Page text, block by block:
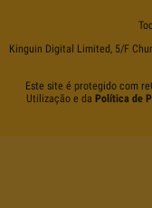
Kinguin Digital Limited, 5/F
Este site é protegido com
Utilização e da Política de